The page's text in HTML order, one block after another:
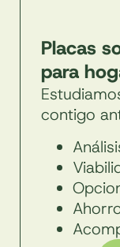
Placas
para
contigo